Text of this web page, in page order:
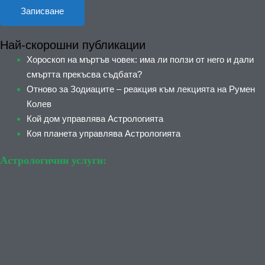
Най-скорошни публикации
Хороскоп на мъртъв човек: има ли ползи от него и дали
смъртта прекъсва съдбата?
Отново за Зодиаците – реакция към лекцията на Румен
Колев
Кой дом управлява Астрологията
Коя планета управлява Астрологията
Астрологични услуги: